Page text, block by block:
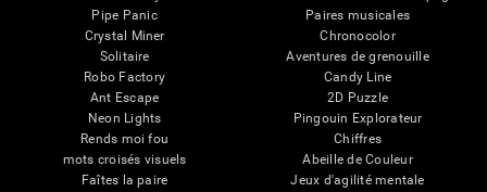
Pipe Panic
Crystal Miner
Solitaire
Robo Factory
Ant Escape
Neon Lights
Rends moi fou
mots croisés visuels
Faîtes la paire
Paires musicales
Chronocolor
Aventures de grenouille
Candy Line
2D Puzzle
Pingouin Explorateur
Chiffres
Abeille de Couleur
Jeux d'agilité mentale